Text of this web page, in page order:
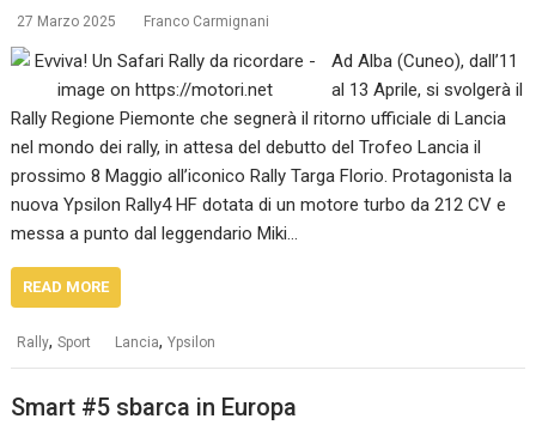
27 Marzo 2025 Franco Carmignani
Ad Alba (Cuneo), dall’11
al 13 Aprile, si svolgerà il
Rally Regione Piemonte che segnerà il ritorno ufficiale di Lancia
nel mondo dei rally, in attesa del debutto del Trofeo Lancia il
prossimo 8 Maggio all’iconico Rally Targa Florio. Protagonista la
nuova Ypsilon Rally4 HF dotata di un motore turbo da 212 CV e
messa a punto dal leggendario Miki…
READ MORE
Rally,Sport Lancia,Ypsilon
Smart #5 sbarca in Europa